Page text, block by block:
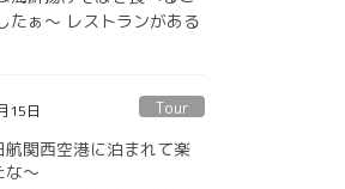
たぁ〜 レストランがある
15日 Tour
航関西空港に泊まれて楽
な〜